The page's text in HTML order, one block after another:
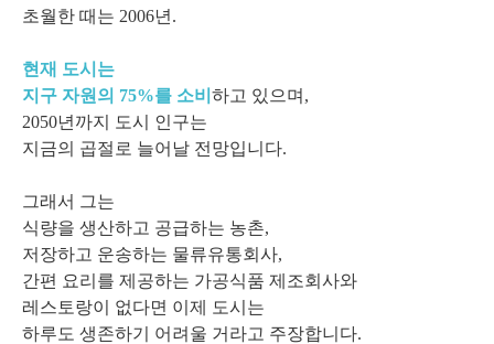
초월한 때는 2006년.
현재 도시는
지구 자원의 75%를 소비 하고 있으며,
2050년까지 도시 인구는
지금의 곱절로 늘어날 전망입니다.
그래서 그는
식량을 생산하고 공급하는 농촌,
저장하고 운송하는 물류유통회사,
간편 요리를 제공하는 가공식품 제조회사와
레스토랑이 없다면 이제 도시는
하루도 생존하기 어려울 거라고 주장합니다.